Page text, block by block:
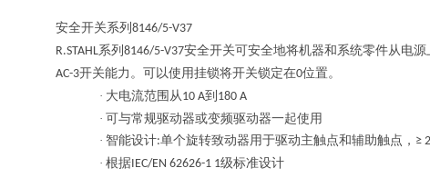
安全开关系列 8146/5-V37
R.STAHL系列 8146/5-V37安全开关可安全地将机器和系统零件从电
AC-3开关能力。可以使用挂锁将开关锁定在0位置。
· 大电流范围从10 A到 180 A
· 可与常规驱动器或变频驱动器一起使用
· 智能设计:单个旋转致动器用于驱动主触点和辅助触点， ≥
· 根据IEC/EN 62626-1 1级标准设计